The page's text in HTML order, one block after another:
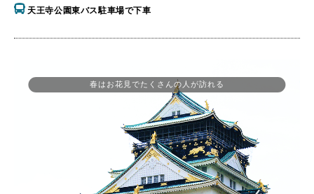
天王寺公園東バス駐車場で下車
春はお花見でたくさんの人が訪れる